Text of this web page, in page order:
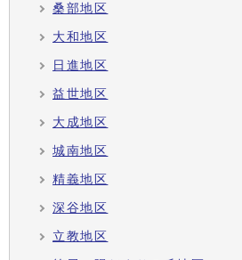
桑部地区
大和地区
日進地区
益世地区
大成地区
城南地区
精義地区
深谷地区
立教地区